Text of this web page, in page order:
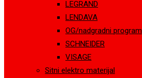
LEGRAND
LENDAVA
OG/nadgradni program
SCHNEIDER
VISAGE
Sitni elektro materijal